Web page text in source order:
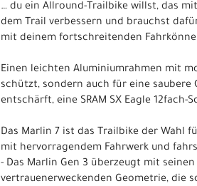
… du ein Allround-Trailbike willst, das
dem Trail verbessern und brauchst
mit deinem fortschreitenden
Einen leichten Aluminiumrahmen mit
schützt, sondern auch für eine saubere
entschärft, eine SRAM SX Eagle
Das Marlin 7 ist das Trailbike der Wahl
mit hervorragendem Fahrwerk und
- Das Marlin Gen 3 überzeugt mit
vertrauenerweckenden Geometrie, die